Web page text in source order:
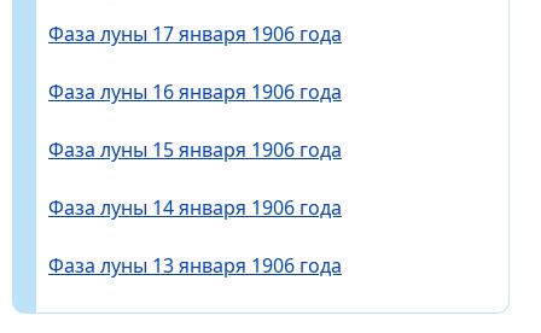
Фаза луны 17 января 1906 года
Фаза луны 16 января 1906 года
Фаза луны 15 января 1906 года
Фаза луны 14 января 1906 года
Фаза луны 13 января 1906 года